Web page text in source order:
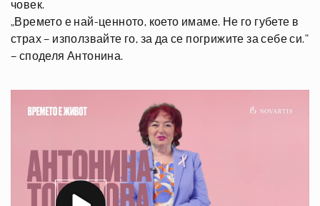
човек.
„Времето е най-ценното, което имаме. Не го губете в
страх – използвайте го, за да се погрижите за себе си.“
– споделя Антонина.